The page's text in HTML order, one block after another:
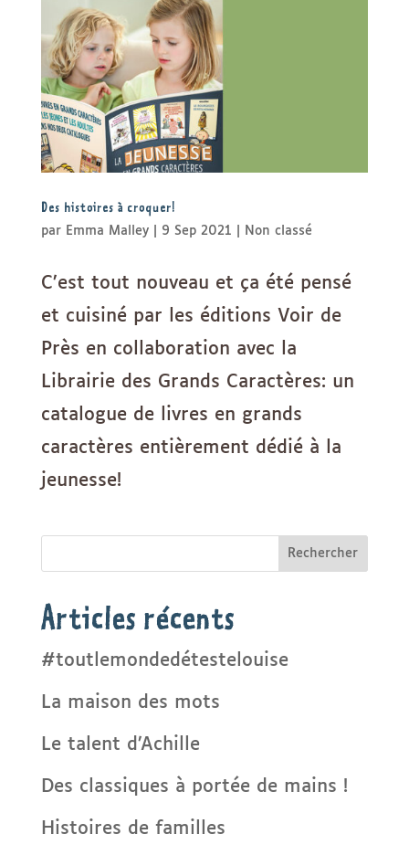
Des histoires à croquer!
par Emma Malley| 9 Sep 2021 Non classé
C’est tout nouveau et ça été pensé
et cuisiné par les éditions Voir de
Près en collaboration avec la
Librairie des Grands Caractères: un
catalogue de livres en grands
caractères entièrement dédié à la
jeunesse!
Rechercher
Articles récents
#toutlemondedétestelouise
La maison des mots
Le talent d’Achille
Des classiques à portée de mains !
Histoires de familles